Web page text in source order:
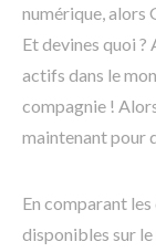
numérique, alors
Et devines quoi ?
actifs dans le
compagnie !
maintenant pour
En comparant
disponibles sur le